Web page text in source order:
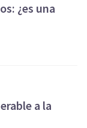
¿es una
a la